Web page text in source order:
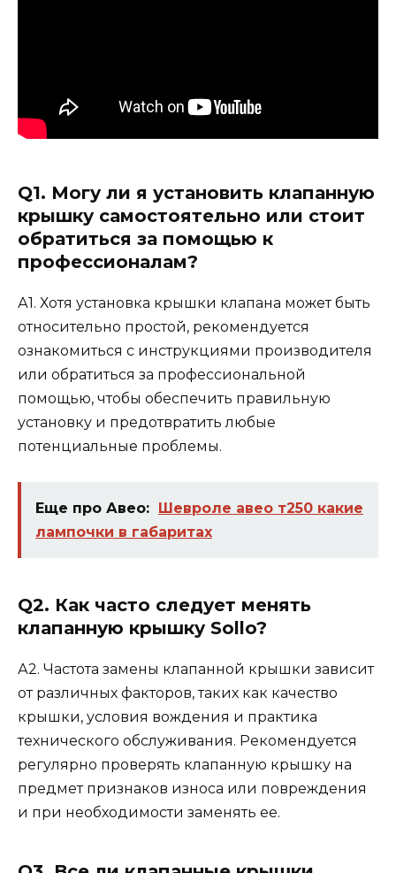
Q1. Могу ли я установить клапанную
крышку самостоятельно или стоит
обратиться за помощью к
профессионалам?
А1. Хотя установка крышки клапана может быть
относительно простой, рекомендуется
ознакомиться с инструкциями производителя
или обратиться за профессиональной
помощью, чтобы обеспечить правильную
установку и предотвратить любые
потенциальные проблемы.
Еще про Авео: Шевроле авео т250 какие
лампочки в габаритах
Q2. Как часто следует менять
клапанную крышку Sollo?
А2. Частота замены клапанной крышки зависит
от различных факторов, таких как качество
крышки, условия вождения и практика
технического обслуживания. Рекомендуется
регулярно проверять клапанную крышку на
предмет признаков износа или повреждения
и при необходимости заменять ее.